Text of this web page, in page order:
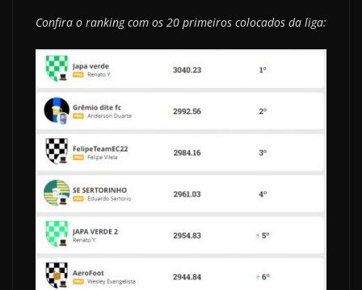
Confira o ranking com os 20 primeiros colocados da liga: